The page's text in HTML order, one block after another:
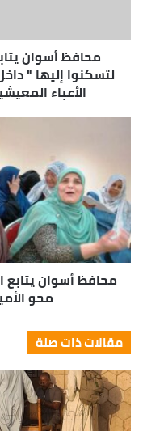
محافظ أسوان
لتسكنوا إليها "
الأعباء
محافظ أسوان
محو
مقالات ذات صلة